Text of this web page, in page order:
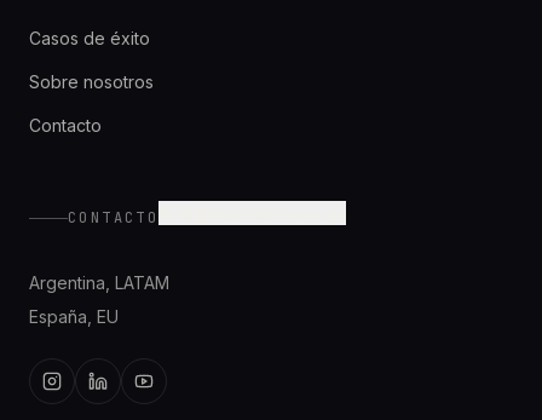
Casos de éxito
Sobre nosotros
Contacto
CONTACTO
Argentina LATAM
España EU